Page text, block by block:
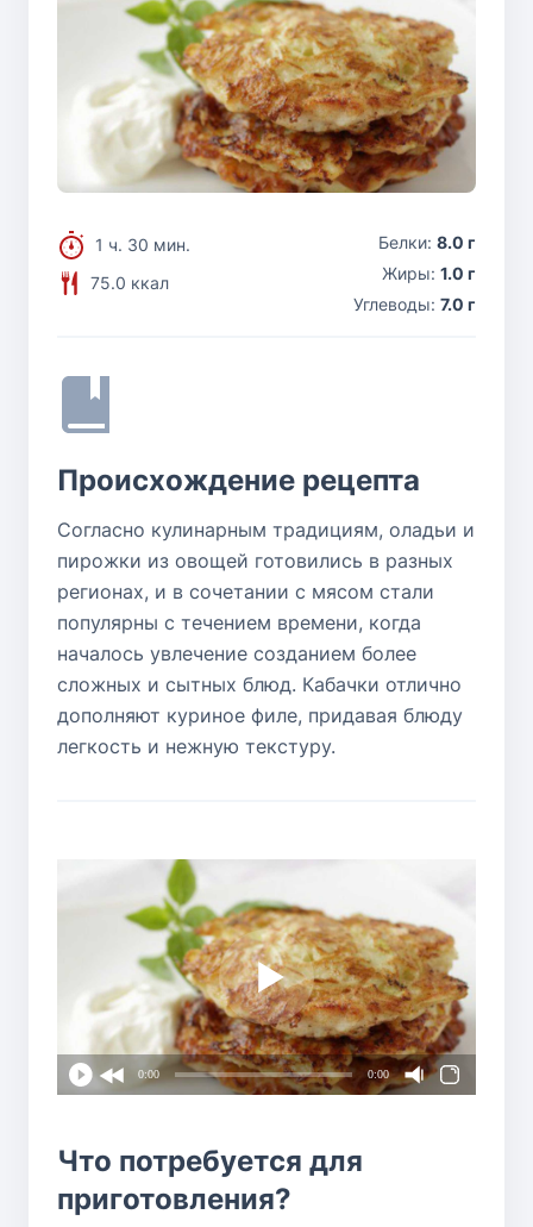
1 ч. 30 мин.
75.0 ккал
Белки: 8.0 г
Жиры: 1.0 г
Углеводы: 7.0 г
Происхождение рецепта
Согласно кулинарным традициям, оладьи и
пирожки из овощей готовились в разных
регионах, и в сочетании с мясом стали
популярны с течением времени, когда
началось увлечение созданием более
сложных и сытных блюд. Кабачки отлично
дополняют куриное филе, придавая блюду
легкость и нежную текстуру.
0:00 0:00
Что потребуется для
приготовления?